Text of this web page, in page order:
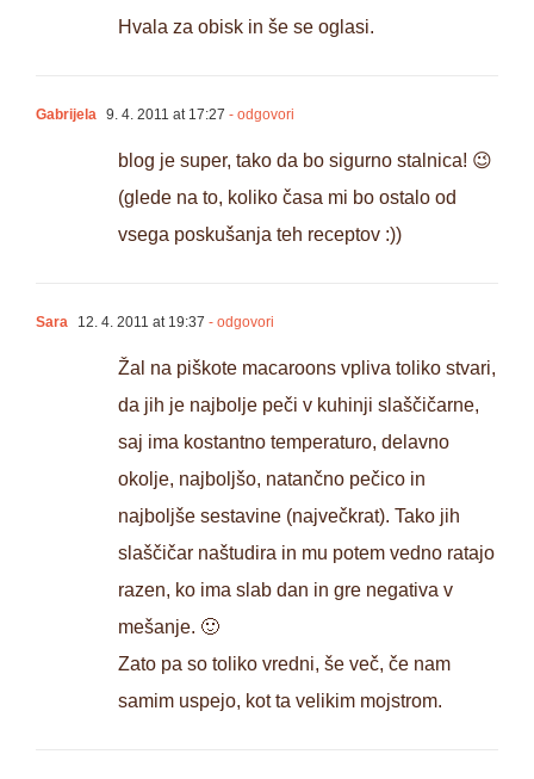
Hvala za obisk in še se oglasi.
Gabrijela 9. 4. 2011 at 17:27 - odgovori
blog je super, tako da bo sigurno stalnica! 😉
(glede na to, koliko časa mi bo ostalo od
vsega poskušanja teh receptov :))
Sara 12. 4. 2011 at 19:37 - odgovori
Žal na piškote macaroons vpliva toliko stvari,
da jih je najbolje peči v kuhinji slaščičarne,
saj ima kostantno temperaturo, delavno
okolje, najboljšo, natančno pečico in
najboljše sestavine (največkrat). Tako jih
slaščičar naštudira in mu potem vedno ratajo
razen, ko ima slab dan in gre negativa v
mešanje. 🙂
Zato pa so toliko vredni, še več, če nam
samim uspejo, kot ta velikim mojstrom.